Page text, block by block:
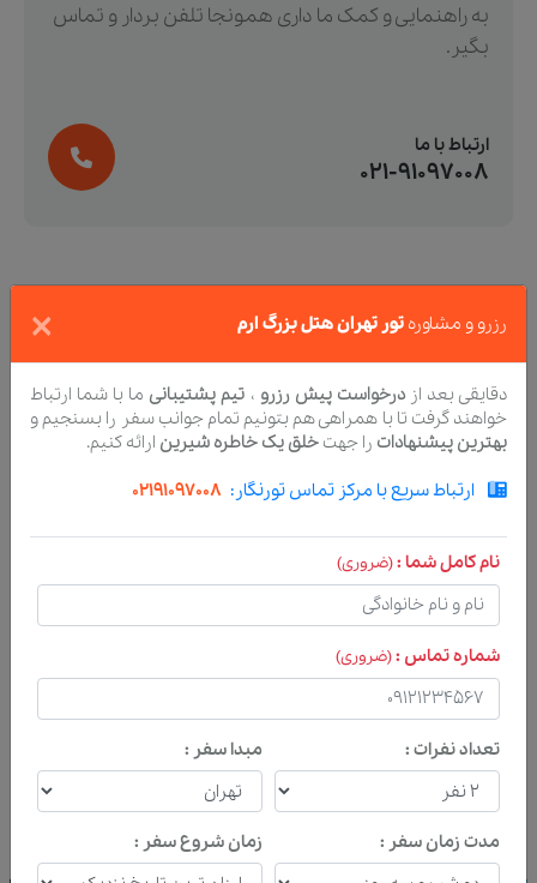
به راهنمایی و کمک ما داری همونجا تلفن بردار و تماس
بگیر.
ارتباط با ما
021-91097008
در نزدیکی هتل
پارک طالقانی 14 دقیقه
فاصله 1138 متر ، 14 دقیقه پیاده و 4 دقیقه با خودرو
پارک طالقانی
فاصله 1662 متر ، 20 دقیقه پیاده و 5 دقیقه با خودرو
پارک طالقانی 23 دقیقه
فاصله 1871 متر ، 23 دقیقه پیاده و 5 دقیقه با خودرو
پارک طالقانی
فاصله 1535 متر ، 19 دقیقه پیاده و 5 دقیقه با خودرو
پیشنهاد تورهای مشابه
رزرو و مشاوره تور تهران هتل بزرگ ارم ×
دقایقی بعد ازدرخواست پیش رزرو ، تیم پشتیبانی ما با شما ارتباط
خواهند گرفت تا با همراهی هم بتونیم تمام جوانب سفر را بسنجیم و
بهترین پیشنهادات را جهت خلق یک خاطره شیرین ارائه کنیم.
ارتباط سریع با مرکز تماس تورنگار: 02191097008
نام کامل شما :(ضروری)
شماره تماس :(ضروری)
تعداد نفرات : مبدا سفر :
مدت زمان سفر : زمان شروع سفر :